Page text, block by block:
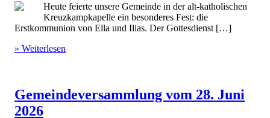
Heute feierte unsere Gemeinde in der alt-katholischen
Kreuzkampkapelle ein besonderes Fest: die
Erstkommunion von Ella und Ilias. Der Gottesdienst […]
» Weiterlesen
Gemeindeversammlung vom 28. Juni
2026